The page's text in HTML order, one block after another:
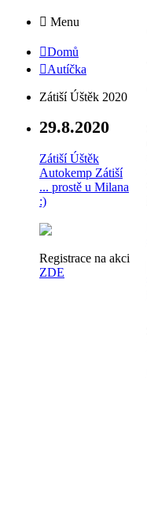
Menu
Domů
Autíčka
Zátiší Úštěk 2020
29.8.2020
Zátiší Úštěk
Autokemp Zátiší
... prostě u Milana
:)
Registrace na akci
ZDE